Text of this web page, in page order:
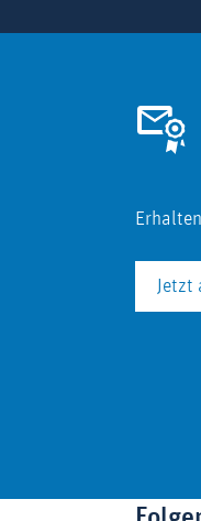
Jetzt